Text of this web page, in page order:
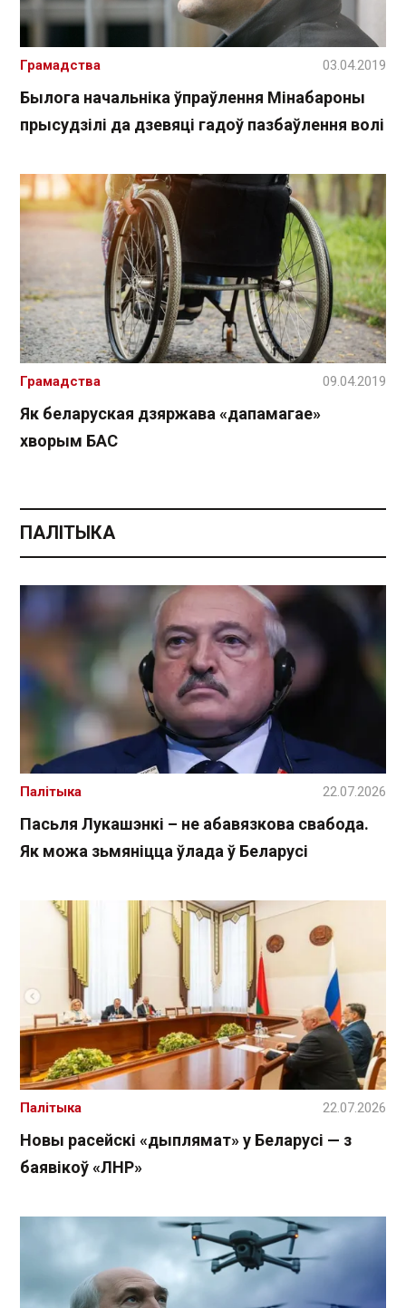
Былога начальніка ўпраўлення Мінабароны
прысудзілі да дзевяці гадоў пазбаўлення волі
Грамадства 03.04.2019
Як беларуская дзяржава «дапамагае»
хворым БАС
Грамадства 09.04.2019
ПАЛІТЫКА
Пасьля Лукашэнкі – не абавязкова свабода.
Як можа зьмяніцца ўлада ў Беларусі
Палітыка 22.07.2026
Новы расейскі «дыплямат» у Беларусі — з
баявікоў «ЛНР»
Палітыка 22.07.2026